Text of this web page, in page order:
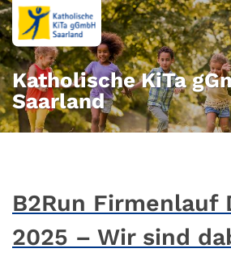
Zum Inhalt springen
Katholische KiTa
Saarland
B2Run Firmenlauf
2025 – Wir sind